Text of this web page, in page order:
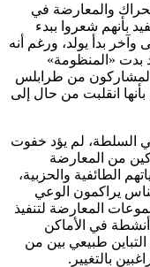
والمعارضة في
عبارات تفيد بأنهم شعروا ببدء
بدأ يولد، ورغم أنه
بدت «المنظومة»
المشاركون من طرابلس
انقلبت من حال إلى
السلطة، لم يؤد خفوت
من المعارضة
الطائفية والحزبية،
يراكمون الوعي
المعارضة لتنفيذ
في الأماكن
التباين طبيعي بين من
بالتغيير.